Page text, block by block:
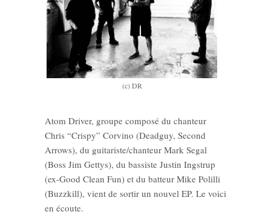
(c) DR
Atom Driver, groupe composé du chanteur
Chris “Crispy” Corvino (Deadguy, Second
Arrows), du guitariste/chanteur Mark Segal
(Boss Jim Gettys), du bassiste Justin Ingstrup
(ex-Good Clean Fun) et du batteur Mike Polilli
(Buzzkill), vient de sortir un nouvel EP. Le voici
en écoute.